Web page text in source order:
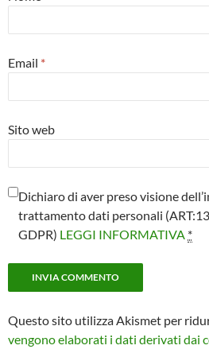
Email *
Sito web
Dichiaro di aver preso visione
trattamento dati personali
GDPR) LEGGI INFORMATIVA *
Questo sito utilizza Akismet per
vengono elaborati i dati derivati dai